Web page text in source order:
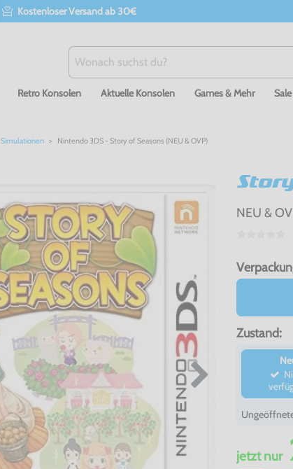
Kostenloser Versand ab 30€
Retro Konsolen Aktuelle Konsolen Games & Mehr
Simulationen Nintendo 3DS - Story of Seasons (NEU & OVP)
NEU &
Zustand:
jetztnur